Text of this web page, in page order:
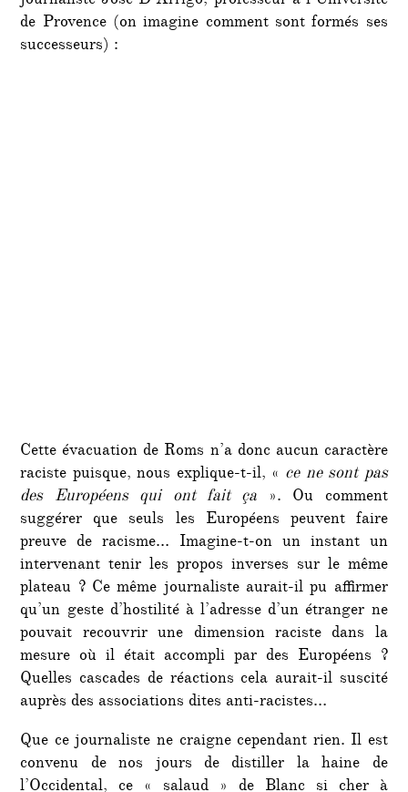
de Provence (on imagine comment sont formés ses
successeurs) :
Cette évacuation de Roms n’a donc aucun caractère
raciste puisque, nous explique-t-il, « ce ne sont pas
des Européens qui ont fait ça ». Ou comment
suggérer que seuls les Européens peuvent faire
preuve de racisme… Imagine-t-on un instant un
intervenant tenir les propos inverses sur le même
plateau ? Ce même journaliste aurait-il pu affirmer
qu’un geste d’hostilité à l’adresse d’un étranger ne
pouvait recouvrir une dimension raciste dans la
mesure où il était accompli par des Européens ?
Quelles cascades de réactions cela aurait-il suscité
auprès des associations dites anti-racistes…
Que ce journaliste ne craigne cependant rien. Il est
convenu de nos jours de distiller la haine de